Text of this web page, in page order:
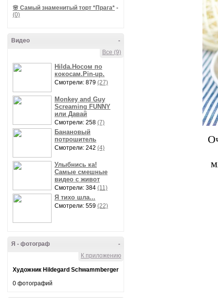
🌸 Самый знаменитый торт *Прага* -
(0)
-
Видео
Все (9)
Hilda.Носом по
кокосам.Pin-up.
Смотрели: 879 (27)
Monkey and Guy
Screaming FUNNY
или Давай
Смотрели: 258 (7)
Банановый
потрошитель
Смотрели: 242 (4)
Улыбнись ка!
Самые смешные
видео с живот
Смотрели: 384 (11)
Я тихо шла...
Смотрели: 559 (22)
-
Я - фотограф
К приложению
Художник Hildegard Schwammberger
0 фотографий